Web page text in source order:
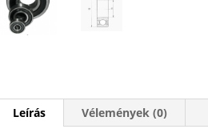
Leírás Vélemények (0)